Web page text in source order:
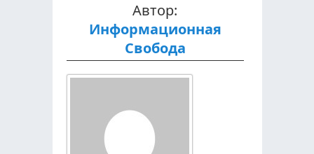
Автор:
Информационная
Свобода